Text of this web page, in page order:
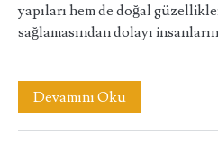
yapıları hem de doğal
sağlamasından dolayı
Devamını OkuGeçmişten
Bugüne